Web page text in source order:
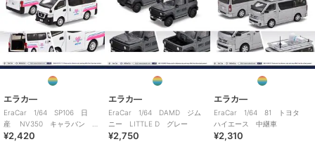
エラカ―
EraCar 1/64 SP106 日
産 NV350 キャラバン ホ
ワイト急便 ホワイト
¥2,420
エラカ―
EraCar 1/64 DAMD ジム
ニー LITTLE D グレー
¥2,750
エラカ―
EraCar 1/64 81 トヨタ
ハイエース 中継車
¥2,310